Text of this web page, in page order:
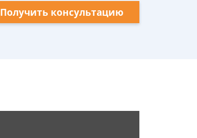
Получить консультацию